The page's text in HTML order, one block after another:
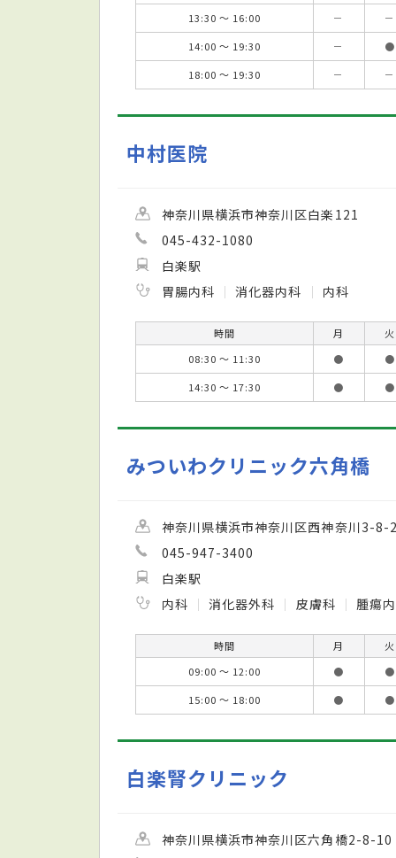
13:30 ～ 16:00
－ －
14:00 ～ 19:30
－ ●
18:00 ～ 19:30
－ －
中村医院
神奈川県横浜市神奈川区白楽121
045-432-1080
白楽駅
胃腸内科
消化器内科 内科
時間 月 火
08:30 ～ 11:30
● ●
14:30 ～ 17:30
● ●
みついわクリニック六角橋
神奈川県横浜市神奈川区西神奈川3-8-
045-947-3400
白楽駅
内科
消化器外科 皮膚科 腫瘍
時間 月 火
09:00 ～ 12:00
● ●
15:00 ～ 18:00
● ●
白楽腎クリニック
神奈川県横浜市神奈川区六角橋2-8-10